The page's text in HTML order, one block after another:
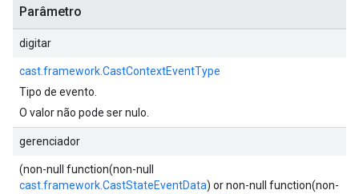
Parâmetro
digitar
cast.framework.CastContextEventType
Tipo de evento.
O valor não pode ser nulo.
gerenciador
(non-null function(non-null
cast.framework.CastStateEventData) or non-null function(non-